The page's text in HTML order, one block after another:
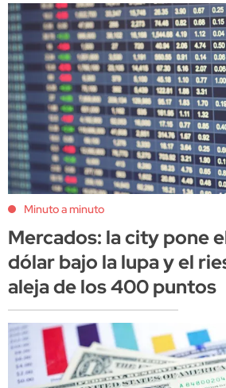
Minuto a minuto
Mercados: la city pone
dólar bajo la lupa y el
aleja de los 400 puntos